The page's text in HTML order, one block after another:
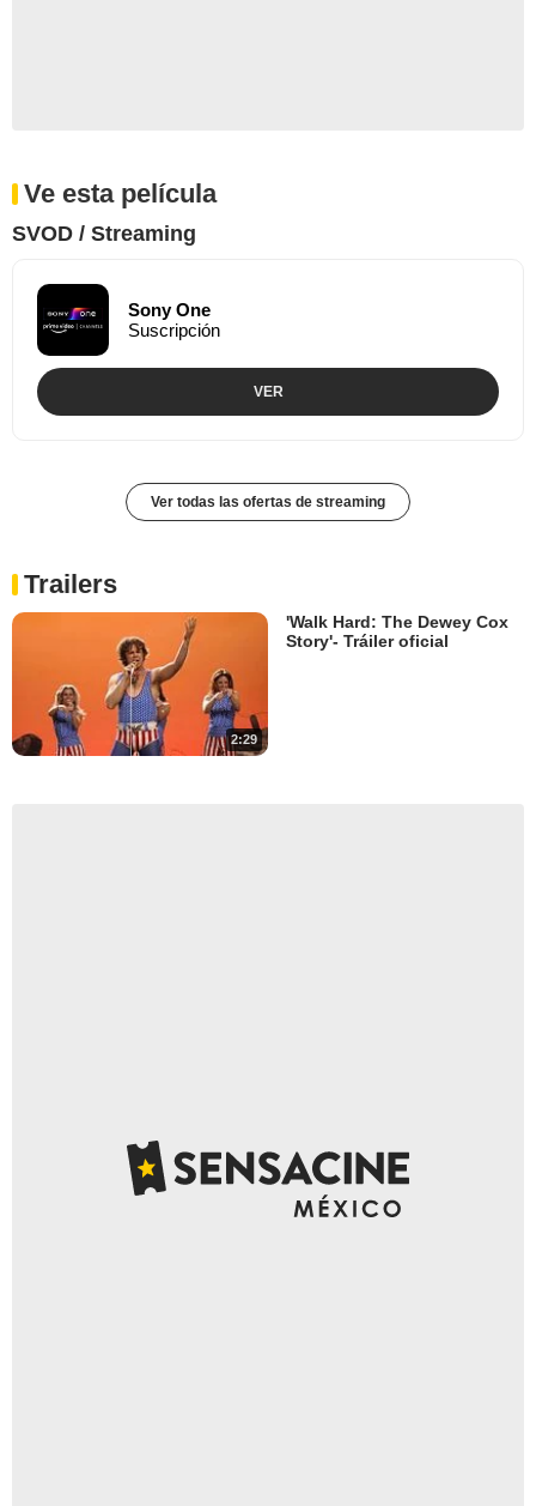
Ve esta película
SVOD / Streaming
Sony One
Suscripción
VER
Ver todas las ofertas de streaming
Trailers
2:29
'Walk Hard: The Dewey Cox
Story'- Tráiler oficial